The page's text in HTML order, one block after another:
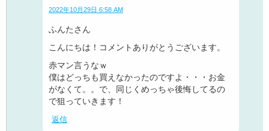
2022年10月29日 6:58 AM
ふんたさん
こんにちは！コメントありがとうございます。
赤マン言うなｗ
僕はどっちも買えなかったのですよ・・・お金
がなくて。。で、同じくめっちゃ後悔してるの
で狙っていきます！
返信